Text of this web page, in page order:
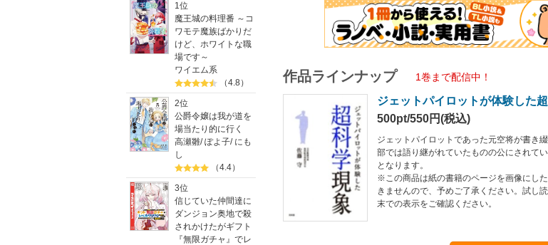
1位
魔王城の料理番 ～コ
ワモテ魔族ばかりだ
けど、ホワイトな職
場です～
ワイエム系
（4.8）
2位
公爵令嬢は我が道を
場当たり的に行く
高瀬雛/ぽよ子/ にも
し
（4.4）
3位
信じていた仲間達に
ダンジョン奥地で殺
されかけたがギフト
『無限ガチャ』でレ
作品ラインナップ 1巻まで配信中！
ジェットパイロットが体験した
500pt/550円(税込)
ジェットパイロットであった元空将が書き
部では語り継がれていたものの公にされて
となります。
※この商品は紙の書籍のページを画像にし
きませんので、予めご了承ください。試し
末での表示をご確認ください。